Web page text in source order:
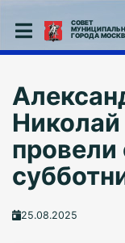
СОВЕТ
ГОРОДА
провели
25.08.2025